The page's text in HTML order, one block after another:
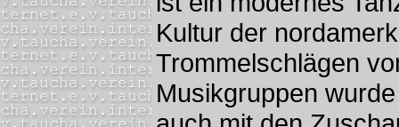
Kultur der
Trommelschlägen
Musikgruppen